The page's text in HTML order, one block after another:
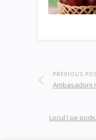
PREVIOUS
Ambasadorii
Locul I pe